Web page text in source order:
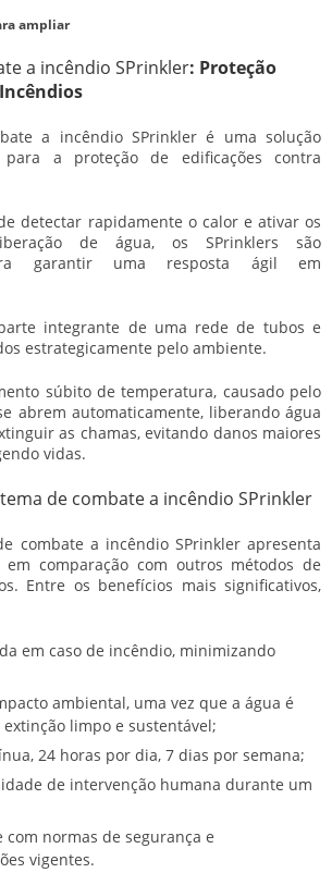
ampliar
a incêndio SPrinkler: Proteção
a incêndio SPrinkler é uma solução
a proteção de edificações contra
detectar rapidamente o calor e ativar os
de água, os SPrinklers são
garantir uma resposta ágil em
integrante de uma rede de tubos e
estrategicamente pelo ambiente.
súbito de temperatura, causado pelo
abrem automaticamente, liberando água
as chamas, evitando danos maiores
vidas.
de combate a incêndio SPrinkler
combate a incêndio SPrinklerapresenta
em comparação com outros métodos de
Entre os benefícios mais significativos,
em caso de incêndio, minimizando
ambiental, uma vez que a água é
limpo e sustentável;
24 horas por dia, 7 dias por semana;
de intervenção humana durante um
com normas de segurança e
vigentes.